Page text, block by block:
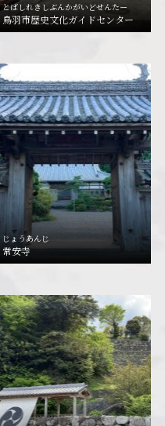
とばしれきしぶんかがいどせんたー
鳥羽市歴史文化ガイドセンター
じょうあんじ
常安寺